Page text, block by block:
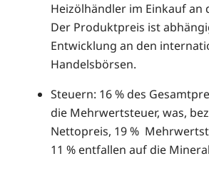
Heizölhändler im Einkauf an
Der Produktpreis ist
Entwicklung an den
Handelsbörsen.
Steuern: 16 % des
die Mehrwertsteuer, was,
Nettopreis, 19 %
11 % entfallen auf die